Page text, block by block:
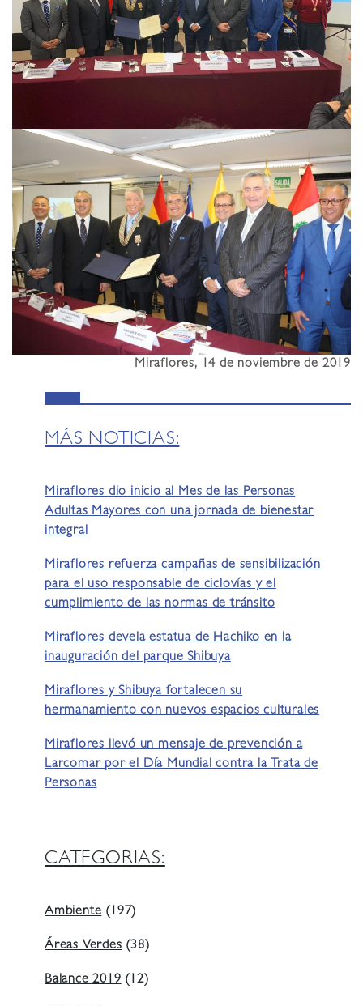
Miraflores, 14 de noviembre de 2019
MÁS NOTICIAS:
Miraflores dio inicio al Mes de las Personas
Adultas Mayores con una jornada de bienestar
integral
Miraflores refuerza campañas de sensibilización
para el uso responsable de ciclovías y el
cumplimiento de las normas de tránsito
Miraflores devela estatua de Hachiko en la
inauguración del parque Shibuya
Miraflores y Shibuya fortalecen su
hermanamiento con nuevos espacios culturales
Miraflores llevó un mensaje de prevención a
Larcomar por el Día Mundial contra la Trata de
Personas
CATEGORIAS:
Ambiente (197)
Áreas Verdes (38)
Balance 2019 (12)